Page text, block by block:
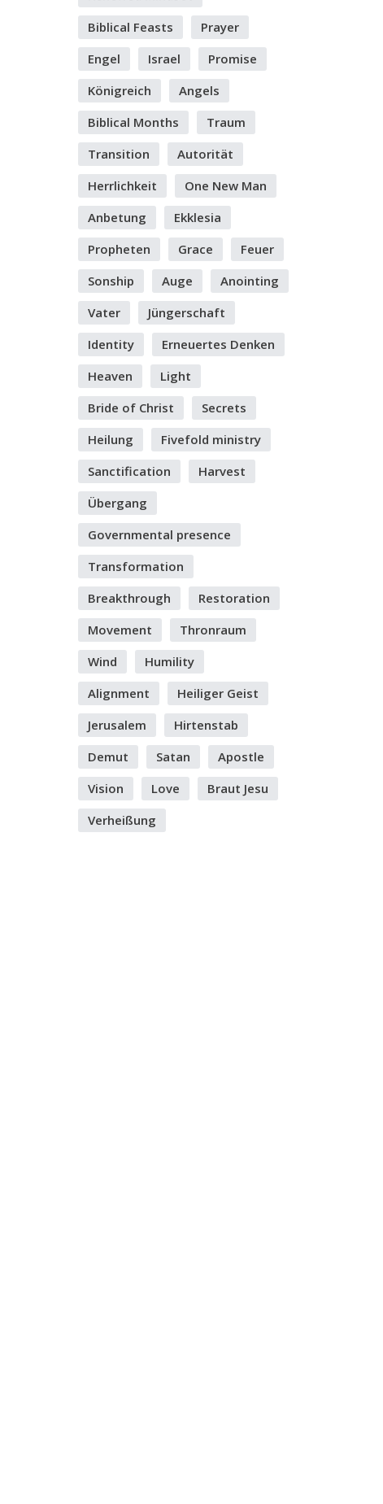
Biblical Feasts
Prayer
Engel
Israel
Promise
Königreich
Angels
Biblical Months
Traum
Transition
Autorität
Herrlichkeit
One New Man
Anbetung
Ekklesia
Propheten
Grace
Feuer
Sonship
Auge
Anointing
Vater
Jüngerschaft
Identity
Erneuertes Denken
Heaven
Light
Bride of Christ
Secrets
Heilung
Fivefold ministry
Sanctification
Harvest
Übergang
Governmental presence
Transformation
Breakthrough
Restoration
Movement
Thronraum
Wind
Humility
Alignment
Heiliger Geist
Jerusalem
Hirtenstab
Demut
Satan
Apostle
Vision
Love
Braut Jesu
Verheißung